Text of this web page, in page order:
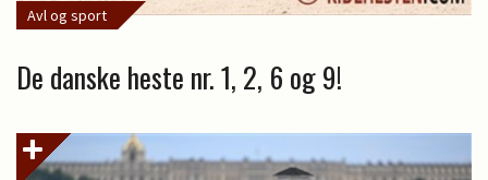
Avl og sport
De danske heste nr. 1, 2, 6 og 9!